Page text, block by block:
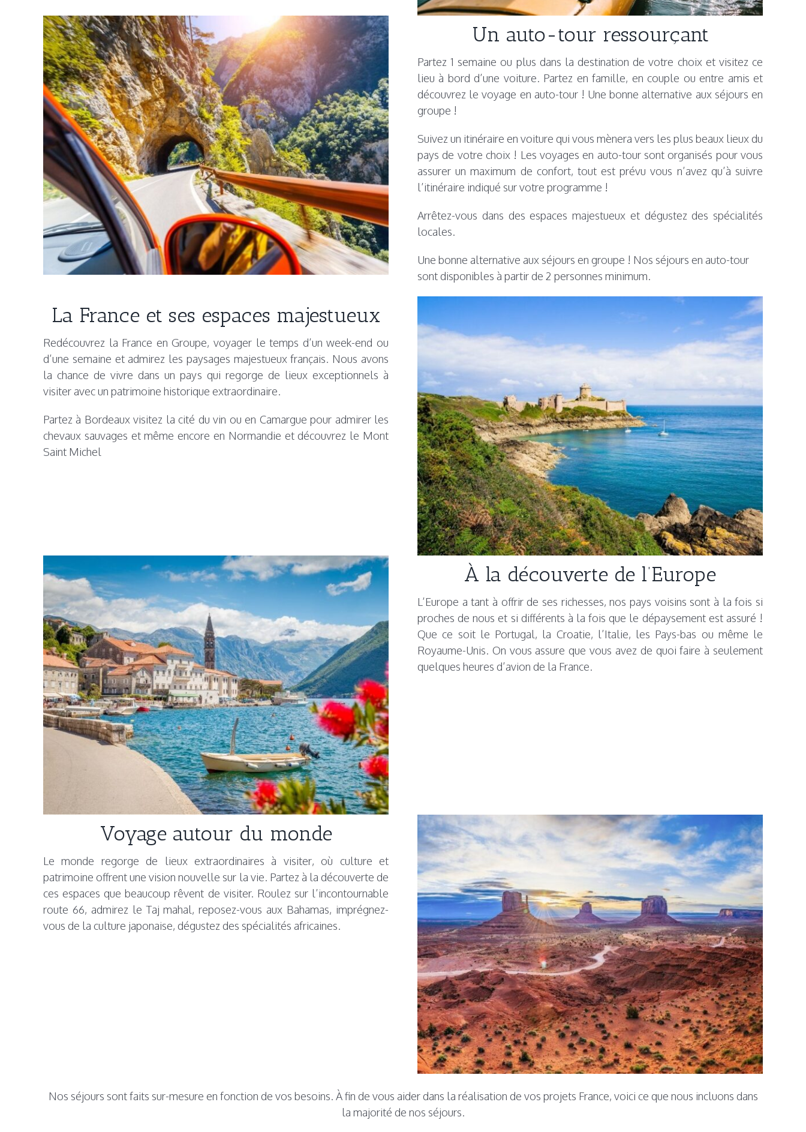
Un auto-tour ressourçant
Partez 1 semaine ou plus dans la destination de votre choix et visitez ce
lieu à bord d’une voiture. Partez en famille, en couple ou entre amis et
découvrez le voyage en auto-tour ! Une bonne alternative aux séjours en
groupe !
Suivez un itinéraire en voiture qui vous mènera vers les plus beaux lieux du
pays de votre choix ! Les voyages en auto-tour sont organisés pour vous
assurer un maximum de confort, tout est prévu vous n’avez qu’à suivre
l’itinéraire indiqué sur votre programme !
Arrêtez-vous dans des espaces majestueux et dégustez des spécialités
locales.
Une bonne alternative aux séjours en groupe ! Nos séjours en auto-tour
sont disponibles à partir de 2 personnes minimum.
La France et ses espaces majestueux
Redécouvrez la France en Groupe, voyager le temps d’un week-end ou
d’une semaine et admirez les paysages majestueux français. Nous avons
la chance de vivre dans un pays qui regorge de lieux exceptionnels à
visiter avec un patrimoine historique extraordinaire.
Partez à Bordeaux visitez la cité du vin ou en Camargue pour admirer les
chevaux sauvages et même encore en Normandie et découvrez le Mont
Saint Michel
À la découverte de l’Europe
L’Europe a tant à offrir de ses richesses, nos pays voisins sont à la fois si
proches de nous et si différents à la fois que le dépaysement est assuré !
Que ce soit le Portugal, la Croatie, l’Italie, les Pays-bas ou même le
Royaume-Unis. On vous assure que vous avez de quoi faire à seulement
quelques heures d’avion de la France.
Voyage autour du monde
Le monde regorge de lieux extraordinaires à visiter, où culture et
patrimoine offrent une vision nouvelle sur la vie. Partez à la découverte de
ces espaces que beaucoup rêvent de visiter. Roulez sur l’incontournable
route 66, admirez le Taj mahal, reposez-vous aux Bahamas, imprégnez-
vous de la culture japonaise, dégustez des spécialités africaines.
Nos séjours sont faits sur-mesure en fonction de vos besoins. À fin de vous aider dans la réalisation de vos projets France, voici ce que nous incluons dans
la majorité de nos séjours.